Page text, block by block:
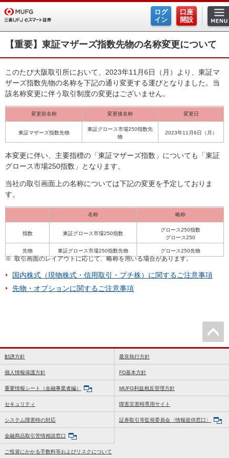
手数料
米国株式
信用取引
プチ株
先物オプション
債券
ポイント
ツール・アプリ
はじめての方へ
ログ
イン
口座
開設
【重要】東証マザーズ指数先物の名称変更について
このたび大阪取引所において、2023年11月6日（月）より、東証マ
ザーズ指数先物の名称を下記の通り変更する運びとなりました。当
該名称変更に伴う取引制度の変更はございません。
変更前名称 変更後名称 変更日
東証マザーズ指数先物
東証グロース市場250指数先
物
2023年11月6日（月）
本変更に伴い、主要指標の「東証マザーズ指数」についても「東証
グロース市場250指数」となります。
当社の取引画面上の名称については下記の変更を予定しておりま
す。
名称 略称
指数 東証グロース市場250指数
グロース250指数
グロース250
先物 東証グロース市場250指数先物 グロース250先物
※ 取引画面のレイアウトに応じて、略称を用いる場合があります。
国内株式（現物株式・信用取引・プチ株）に関するご注意事項
先物・オプションに関するご注意事項
勧誘方針 最良執行方針
個人情報保護方針 FD基本方針
重要情報シート（金融事業者編） MUFG利益相反管理方針
セキュリティ 障害災害時専用サイト
システム障害時の対応 証券取引等監視委員会〈情報提供窓口〉
金融商品取引苦情相談窓口
ご投資にかかる手数料等およびリスクについて